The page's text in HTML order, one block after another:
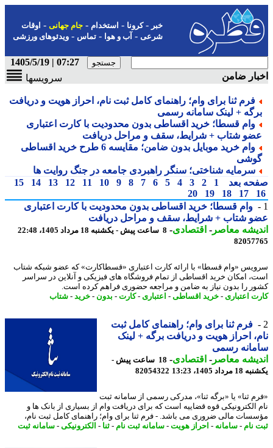
-کرونا-استخدام- جام جهانی-اوقات
شرعی-آب و هوا-تماس-ویدئوهای ورزشی
07:27 | 1405/5/19
ضامن
سرویسها
فرم ثنا برای وام؛ راهنمای کامل ثبت نام، احراز هویت و دریافت
+ لینک سامانه رسمی
وام قسطا؛ خرید اقساطی بدون محدودیت با کارت اعتباری
شتاب + شرایط، سقف و مراحل دریافت
وام خرید موبایل بدون ضامن؛ مقایسه 6 طرح خرید اقساطی
سرمایه شناختی؛ سنگر راهبردی جامعه در جنگ روایت ها
بعد
1
2
3
4
5
6
7
8
9
10
11
12
13
14
15
17
18
19
20
وام قسطا؛ خرید اقساطی بدون محدودیت با کارت اعتباری
شتاب + شرایط، سقف و مراحل دریافت
معاصر-اقتصادی-8 ساعت پیش - یکشنبه 18 مرداد 1405، 22:48
«وام قسطا» با ارائه کارت اعتباری «قسطاکارت» که عضو شبکه شتاب
امکان خرید اقساطی از تمام فروشگاه های فیزیکی و آنلاین در سراسر
را بدون نیاز به ضامن و مراجعه حضوری فراهم کرده است.
اعتباری- خرید اقساطی-اعتباری- کارت- بدون-خرید- شتاب
فرم ثنا برای وام؛ راهنمای کامل ثبت
احراز هویت و دریافت برگه + لینک
رسمی
معاصر-اقتصادی-
18 ساعت پیش -
1405، 13:23
82054322
ثنا» یا «برگه ثنا»، مدرکی رسمی از سامانه ثبت
الکترونیکی قوه قضاییه است که برای دریافت وام از بسیاری از بانک ها و
مالی ضروری می باشد. - فرم ثنا برای وام؛ راهنمای کامل ثبت نام،
نام-سامانه-احراز هویت-سامانه ثبت نام-ثنا- الکترونیکی-سامانه ثبت